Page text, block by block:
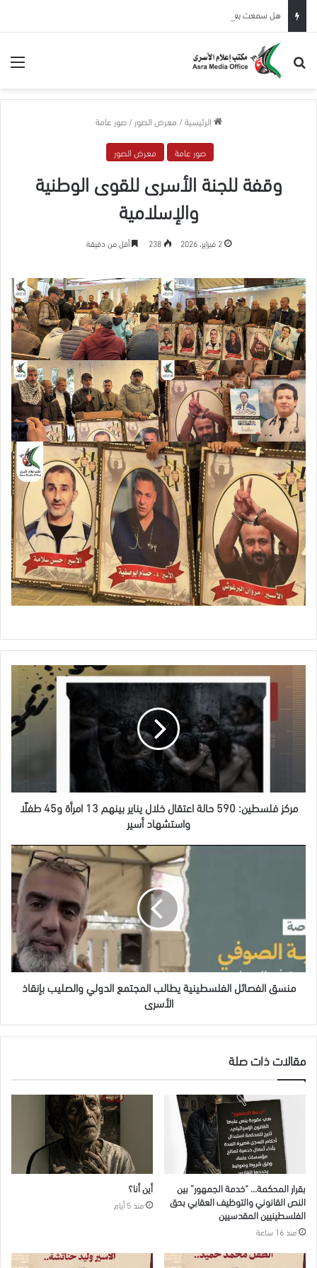
هل سمعت بعقوبة “خدمة الجمهور”؟
بحث عن
الرئيسية/ معرض الصور / صور عامة
صور عامة معرض الصور
وقفة للجنة الأسرى للقوى الوطنية
والإسلامية
2 فبراير، 2026 238 أقل من دقيقة
مركز
فلسطين:
590
حالة
13
امرأة
واستشهاد
مركز فلسطين: 590 حالة اعتقال خلال يناير بينهم 13 امرأة و45 طفلًا
واستشهاد أسير
الدولي
والصليب
بإنقاذ
الأسرى
منسق الفصائل الفلسطينية يطالب المجتمع الدولي والصليب بإنقاذ
الأسرى
مقالات ذات صلة
بقرار المحكمة… “خدمة الجمهور” بين
النص القانوني والتوظيف العقابي بحق
الفلسطينيين المقدسيين
منذ 16 ساعة
أين أنا؟
منذ 5 أيام